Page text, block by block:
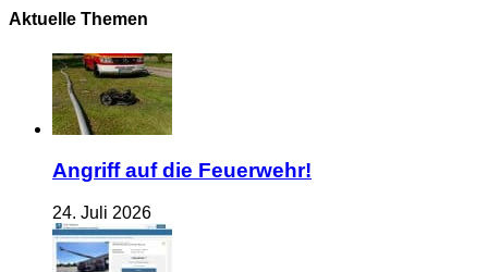
Aktuelle Themen
Angriff auf die Feuerwehr!
24. Juli 2026